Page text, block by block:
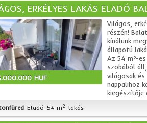
ERKÉLYES LAKÁS ELADÓ
HUF
Világos,
részén!
kínálunk
állapotú
Az 54 m²-
szobából
világosak és
nappalihoz
kiegészítője
Eladó 54 m2 lakás